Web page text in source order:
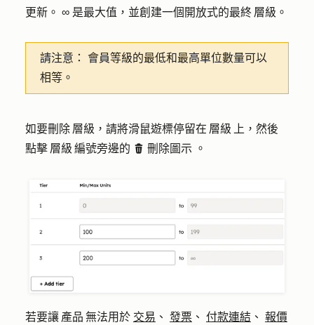
更新。 ∞ 是最大值，並創建一個開放式的最終 層級。
請注意：
會員等級的最低和最高單位數量可以
相等。
如要刪除 層級，請將滑鼠遊標停留在 層級 上，然後
點擊 層級 編號旁邊的 delete 刪除圖示 。
若要讓 產品 無法用於 交易 、 發票 、 付款連結 、 報價